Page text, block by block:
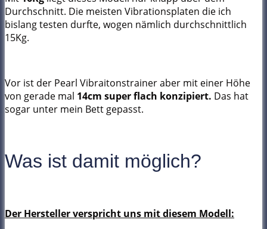
Durchschnitt. Die meisten Vibrationsplaten die ich
bislang testen durfte, wogen nämlich durchschnittlich
15Kg.
Vor ist der Pearl Vibraitonstrainer aber mit einer Höhe
von gerade mal 14cm super flach konzipiert. Das hat
sogar unter mein Bett gepasst.
Was ist damit möglich?
Der Hersteller verspricht uns mit diesem Modell: